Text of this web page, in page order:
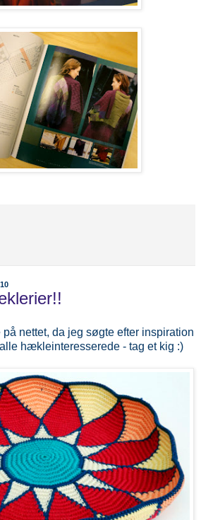
nettet, da jeg søgte efter inspiration
hækleinteresserede - tag et kig :)